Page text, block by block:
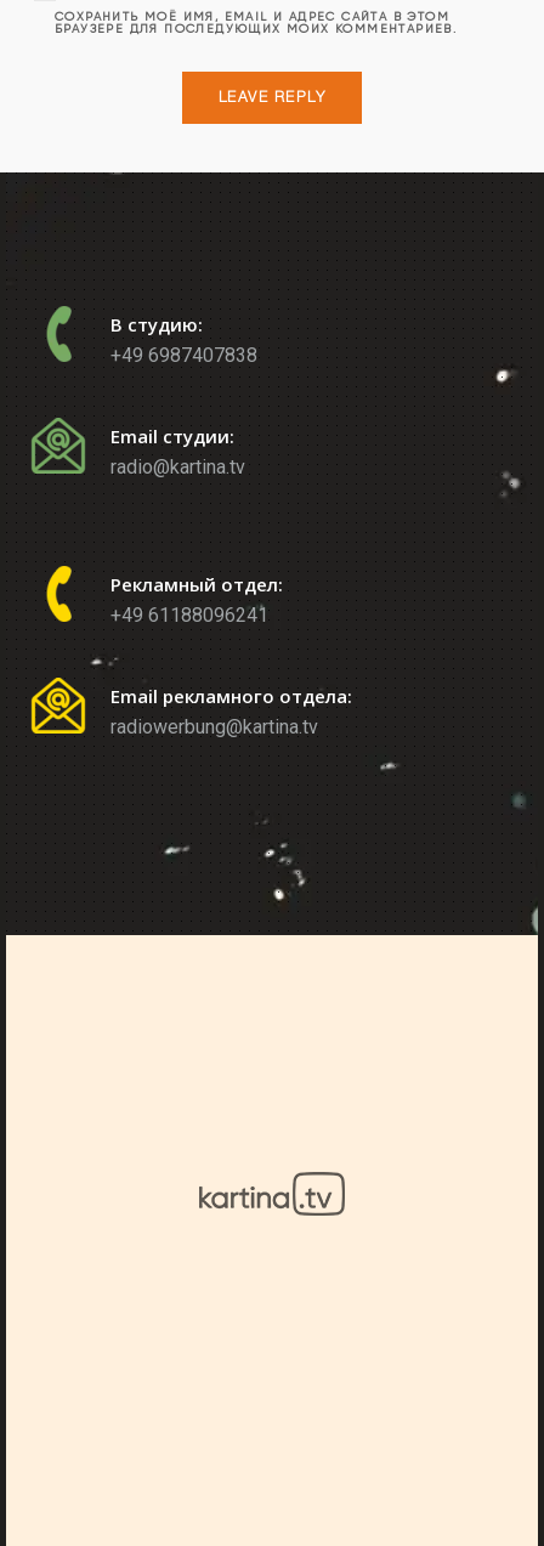
СОХРАНИТЬ МОЁ ИМЯ, EMAIL И АДРЕС САЙТА В ЭТОМ
БРАУЗЕРЕ ДЛЯ ПОСЛЕДУЮЩИХ МОИХ КОММЕНТАРИЕВ.
В студию:
+49 6987407838
Email студии:
radio@kartina.tv
Рекламный отдел:
+49 61188096241
Email рекламного отдела:
radiowerbung@kartina.tv